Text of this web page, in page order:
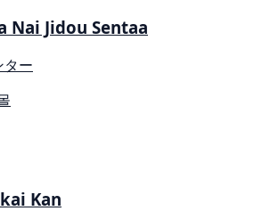
Nai Jidou Sentaa
ター
Kan